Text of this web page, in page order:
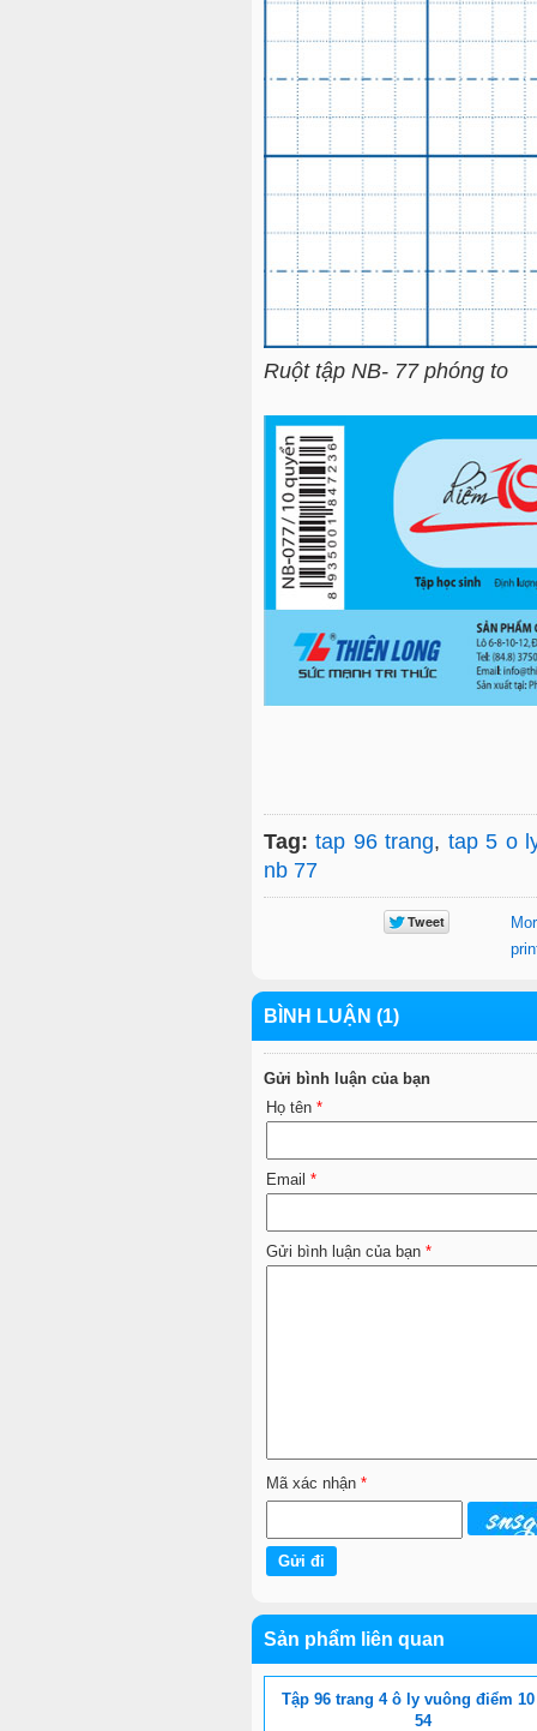
Ruột tập NB- 77 phóng to
Tag: tap 96 trang, tap 5 o
nb 77
BÌNH LUẬN (1)
Gửi bình luận của bạn
Họ tên *
Email *
Gửi bình luận của bạn *
Mã xác nhận *
Sản phẩm liên quan
Tập 96 trang 4 ô ly vuông điểm 10
54